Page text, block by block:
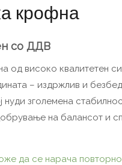
крофна
со ДДВ
од високо квалитетен
– издржлив и
нуди зголемена
на балансот и
да се нарача